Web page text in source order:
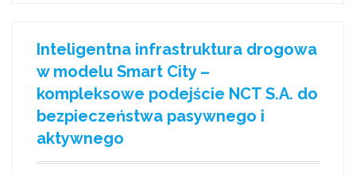
Inteligentna infrastruktura drogowa
w modelu Smart City –
kompleksowe podejście NCT S.A. do
bezpieczeństwa pasywnego i
aktywnego